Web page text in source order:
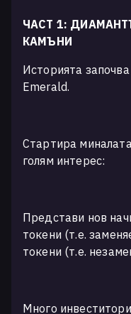
ЧАСТ 1:
КАМЪНИ
Историята
Emerald.
Стартира
голям интерес:
Представи нов
токени (т.е.
токени (т.е.
Много